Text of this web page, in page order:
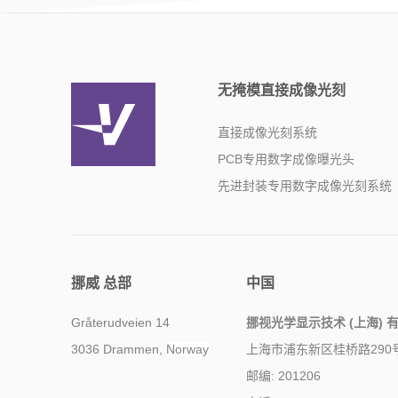
无掩模直接成像光刻
直接成像光刻系统
PCB专用数字成像曝光头
先进封装专用数字成像光刻系统
挪威 总部
Gråterudveien 14
3036 Drammen, Norway
中国
挪视光学显示技术 (上海)
上海市浦东新区桂桥路290
邮编: 201206